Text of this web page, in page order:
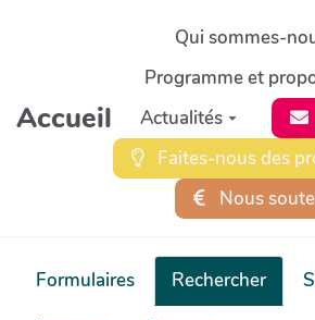
Aller au contenu principal
Accueil
Qui sommes-
Programme et
Actualités
Faites-nous des
Nous
Formulaires Rechercher